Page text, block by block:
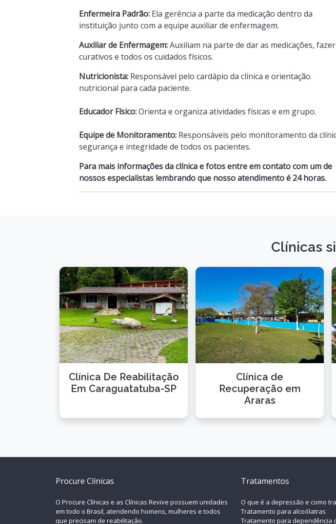
Enfermeira Padrão: Ela gerência a parte da medicação dentro da
instituição junto com a equipe auxiliar de enfermagem.
Auxiliar de Enfermagem:Auxiliam na parte de dar as medicações, fazer
curativos e todos os cuidados físicos.
Nutricionista: Responsável pelo cardápio da clínica e orientação
nutricional para cada paciente.
Educador Físico:Orienta e organiza atividades físicas e em grupo.
Equipe de Monitoramento: Responsáveis pelo monitoramento da
segurança e integridade de todos os pacientes.
Para mais informações da clínica e fotos entre em contato com um de
nossos especialistas lembrando que nosso atendimento é 24 horas.
Clínicas
Clínica De Reabilitação
Em Caraguatatuba-SP
Clínica de
Recuperação em
Araras
Procure Clínicas
O Procure Clínicas e as Clínicas Revive possuem unidades
em todo o Brasil, atendendo homens, mulheres e todos
que precisam de reabilitação.
Tratamentos
O que é a depressão e como
Tratamento para alcoólatras
Tratamento para dependência